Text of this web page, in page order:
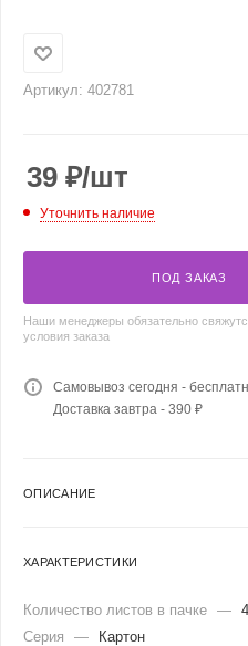
Артикул: 402781
39 ₽/шт
Уточнить наличие
ПОД ЗАКАЗ
Наши менеджеры обязательно
условия заказа
Самовывоз сегодня -
Доставка завтра - 390 ₽
ОПИСАНИЕ
ХАРАКТЕРИСТИКИ
Количество листов в пачке —
Серия
—
Картон